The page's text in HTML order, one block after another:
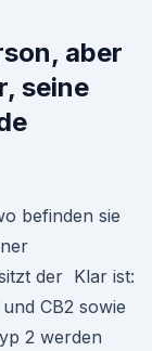
aber
seine
befinden sie
der Klar ist:
CB2 sowie
2 werden